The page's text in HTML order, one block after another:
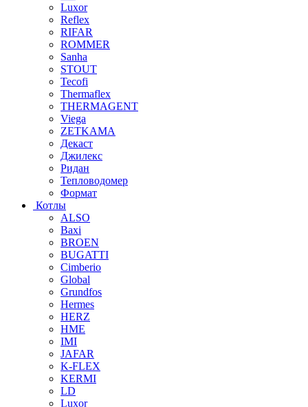
Luxor
Reflex
RIFAR
ROMMER
Sanha
STOUT
Tecofi
Thermaflex
THERMAGENT
Viega
ZETKAMA
Декаст
Джилекс
Ридан
Тепловодомер
Формат
Котлы
ALSO
Baxi
BROEN
BUGATTI
Cimberio
Global
Grundfos
Hermes
HERZ
HME
IMI
JAFAR
K-FLEX
KERMI
LD
Luxor